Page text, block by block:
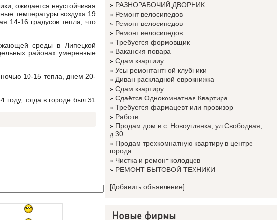
ожидается неустойчивая
температуры воздуха 19
14-16 градусов тепла, что
среды в Липецкой
районах умеренные
10-15 тепла, днем 20-
тогда в городе был 31
» РАЗНОРАБОЧИЙ,ДВОРНИК
» Ремонт велосипедов
» Ремонт велосипедов
» Ремонт велосипедов
» Требуется формовщик
» Вакансия повара
» Сдам квартииу
» Усы ремонтантной клубники
» Диван раскладной еврокнижка
» Сдам квартиру
» Сдаётся Однокомнатная Квартира
» Требуется фармацевт или провизор
» Работв
» Продам дом в с. Новоуглянка, ул.Свободная,
д.30.
» Продам трехкомнатную квартиру в центре
города
» Чистка и ремонт колодцев
» РЕМОНТ БЫТОВОЙ ТЕХНИКИ
[Добавить объявление]
Новые фирмы